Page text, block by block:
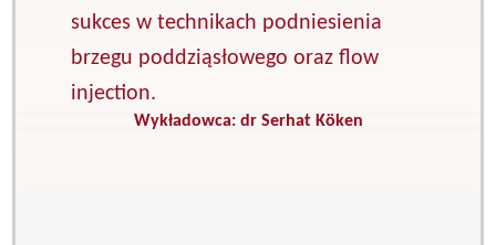
sukces w technikach podniesienia
brzegu poddziąsłowego oraz flow
injection.
Wykładowca:dr Serhat Köken